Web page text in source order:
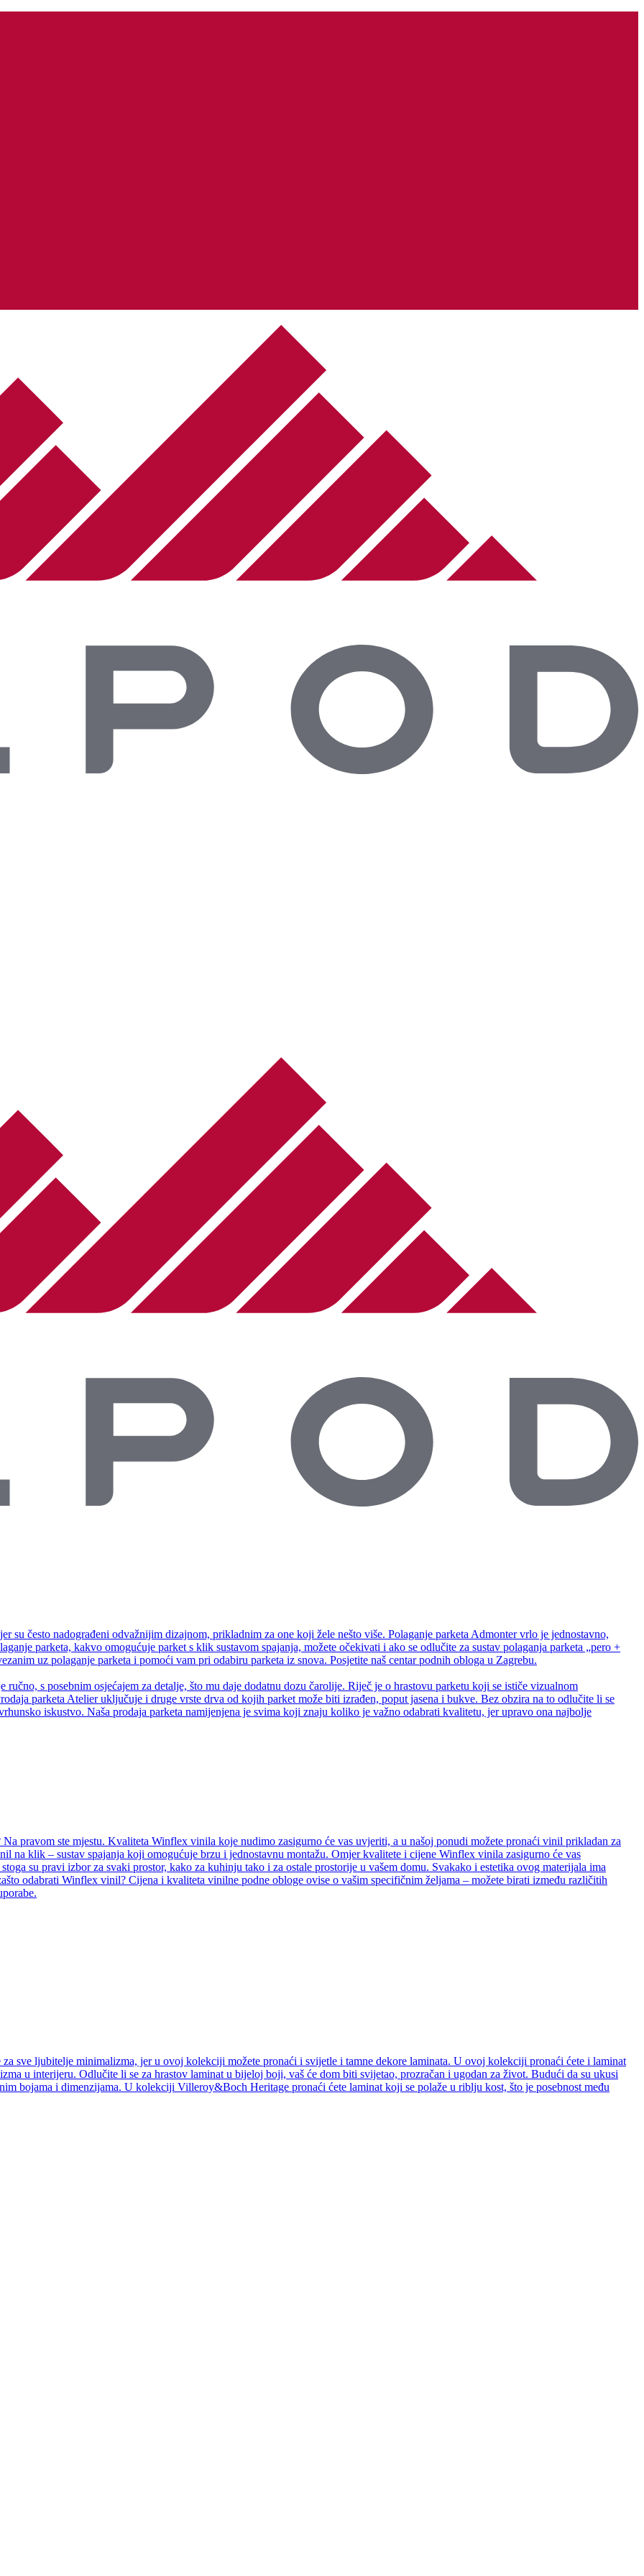
su često nadograđeni odvažnijim dizajnom, prikladnim za one koji žele nešto više. Polaganje parketa Admonter vrlo je jednostavno,
parketa, kakvo omogućuje parket s klik sustavom spajanja, možete očekivati i ako se odlučite za sustav polaganja parketa „pero +
uz polaganje parketa i pomoći vam pri odabiru parketa iz snova. Posjetite naš centar podnih obloga u Zagrebu.
s posebnim osjećajem za detalje, što mu daje dodatnu dozu čarolije. Riječ je o hrastovu parketu koji se ističe vizualnom
parketa Atelier uključuje i druge vrste drva od kojih parket može biti izrađen, poput jasena i bukve. Bez obzira na to odlučite li se
iskustvo. Naša prodaja parketa namijenjena je svima koji znaju koliko je važno odabrati kvalitetu, jer upravo ona najbolje
pravom ste mjestu. Kvaliteta Winflex vinila koje nudimo zasigurno će vas uvjeriti, a u našoj ponudi možete pronaći vinil prikladan za
na klik – sustav spajanja koji omogućuje brzu i jednostavnu montažu. Omjer kvalitete i cijene Winflex vinila zasigurno će vas
su pravi izbor za svaki prostor, kako za kuhinju tako i za ostale prostorije u vašem domu. Svakako i estetika ovog materijala ima
odabrati Winflex vinil? Cijena i kvaliteta vinilne podne obloge ovise o vašim specifičnim željama – možete birati između različitih
sve ljubitelje minimalizma, jer u ovoj kolekciji možete pronaći i svijetle i tamne dekore laminata. U ovoj kolekciji pronaći ćete i laminat
u interijeru. Odlučite li se za hrastov laminat u bijeloj boji, vaš će dom biti svijetao, prozračan i ugodan za život. Budući da su ukusi
bojama i dimenzijama. U kolekciji Villeroy&Boch Heritage pronaći ćete laminat koji se polaže u riblju kost, što je posebnost među